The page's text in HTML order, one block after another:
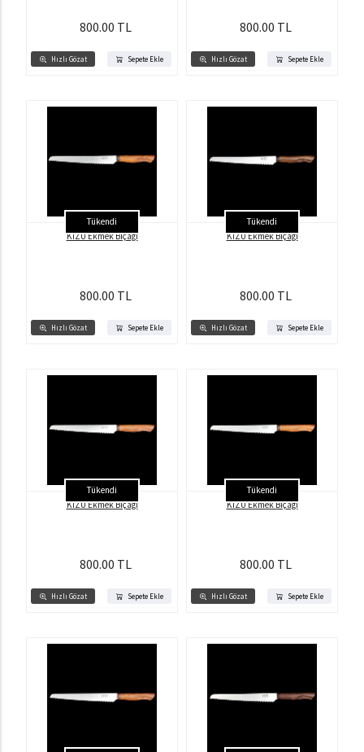
Hızlı Gözat Sepete Ekle
800.00 TL
Hızlı Gözat Sepete Ekle
800.00 TL
Tükendi
Hızlı Gözat Sepete Ekle
KİZU Ekmek Bıçağı
800.00 TL
Tükendi
Hızlı Gözat Sepete Ekle
KİZU Ekmek Bıçağı
800.00 TL
Tükendi
Hızlı Gözat Sepete Ekle
KİZU Ekmek Bıçağı
800.00 TL
Tükendi
Hızlı Gözat Sepete Ekle
KİZU Ekmek Bıçağı
800.00 TL